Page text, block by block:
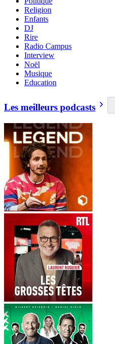
Religion
Enfants
DJ
Rire
Radio Campus
Interview
Noël
Musique
Education
Les meilleurs podcasts